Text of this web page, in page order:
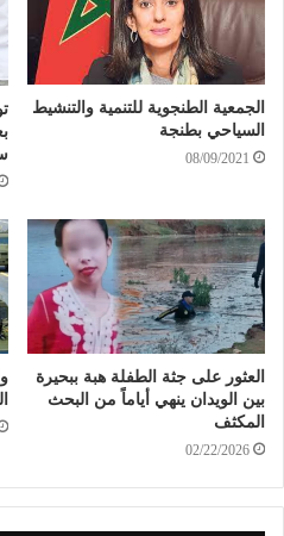
الجمعية الطنجوية للتنمية والتنشيط
السياحي بطنجة
08/09/2021
العثور على جثة الطفلة هبة ببحيرة
بين الويدان ينهي أياماً من البحث
المكثف
02/22/2026